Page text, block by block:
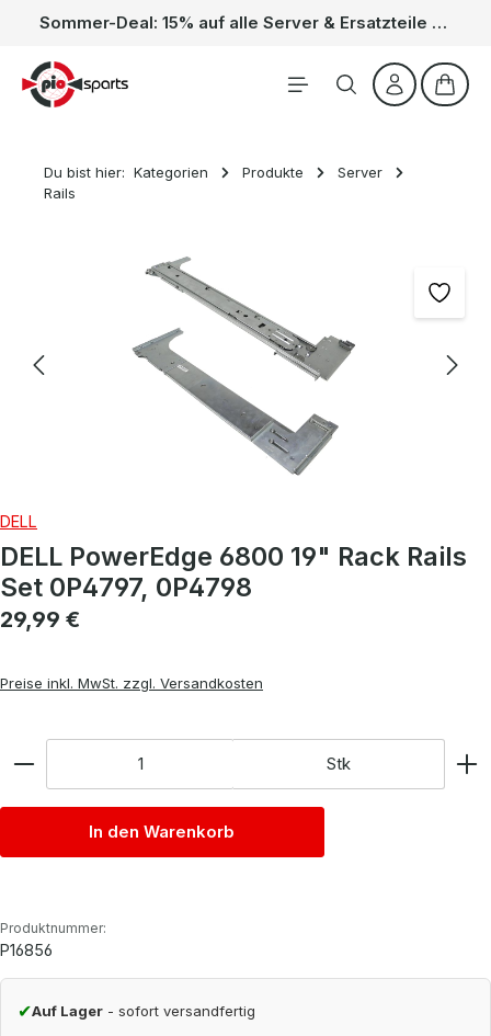
Zum Hauptinhalt springen Sommer-Deal: 15% auf alle Server & Ersatzteile – Kein Code nötig, der Rabatt wird automatisch im Warenkorb abgezogen. Gültig vom 01.06. bis 31.08.
Du bist hier: Kategorien Produkte
Server
Rails
DELL
DELL PowerEdge 6800 19" Rack Rails
Set 0P4797, 0P4798
Regulärer Preis:
29,99 €
Preise inkl. MwSt. zzgl. Versandkosten
Stk
In den Warenkorb
Produktnummer:
P16856
✔Auf Lager - sofort versandfertig